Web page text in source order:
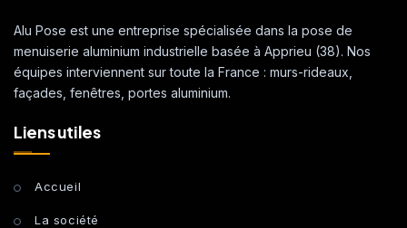
Alu Pose est une entreprise spécialisée dans la pose de
menuiserie aluminium industrielle basée à Apprieu (38). Nos
équipes interviennent sur toute la France : murs-rideaux,
façades, fenêtres, portes aluminium.
Liens utiles
Accueil
La société